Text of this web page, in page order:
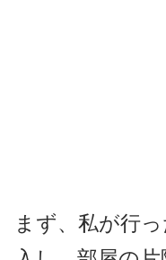
まず、私が行